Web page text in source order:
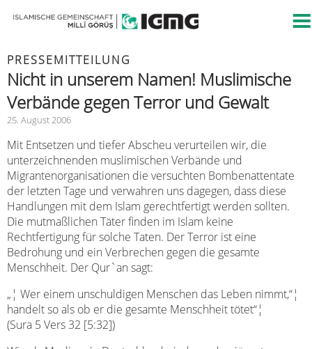
PRESSEMITTEILUNG
Nicht in unserem Namen! Muslimische
Verbände gegen Terror und Gewalt
25. August 2006
Mit Entsetzen und tiefer Abscheu verurteilen wir, die
unterzeichnenden muslimischen Verbände und
Migrantenorganisationen die versuchten Bombenattentate
der letzten Tage und verwahren uns dagegen, dass diese
Handlungen mit dem Islam gerechtfertigt werden sollten.
Die mutmaßlichen Täter finden im Islam keine
Rechtfertigung für solche Taten. Der Terror ist eine
Bedrohung und ein Verbrechen gegen die gesamte
Menschheit. Der Qur`an sagt:
„¦ Wer einem unschuldigen Menschen das Leben nimmt,“¦
handelt so als ob er die gesamte Menschheit tötet“¦
(Sura 5 Vers 32 [5:32])